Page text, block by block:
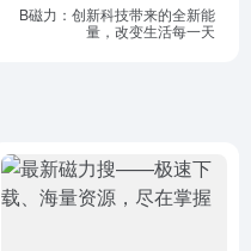
B磁力：创新科技带来的全新能
量，改变生活每一天